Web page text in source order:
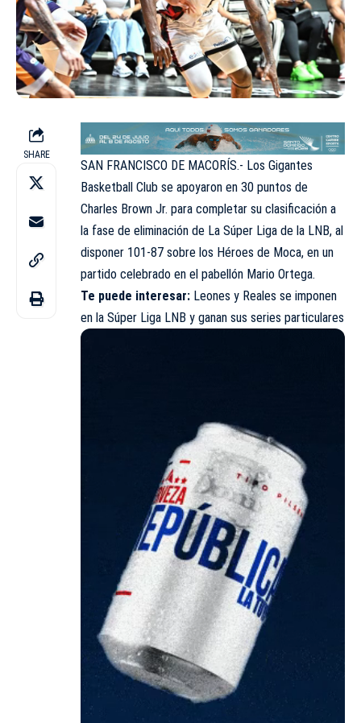
SHARE
SAN FRANCISCO DE MACORÍS.- Los Gigantes
Basketball Club se apoyaron en 30 puntos de
Charles Brown Jr. para completar su clasificación a
la fase de eliminación de La Súper Liga de la LNB, al
disponer 101-87 sobre los Héroes de Moca, en un
partido celebrado en el pabellón Mario Ortega.
Te puede interesar: Leones y Reales se imponen
en la Súper Liga LNB y ganan sus series particulares